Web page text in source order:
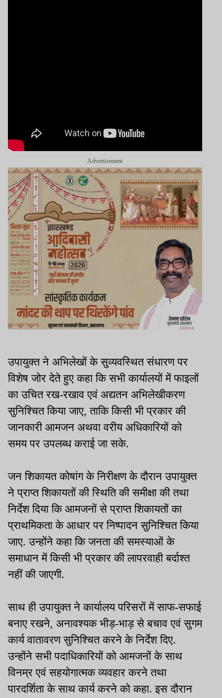
Advertisement
उपायुक्त ने अभिलेखों के सुव्यवस्थित संधारण पर
विशेष जोर देते हुए कहा कि सभी कार्यालयों में फाइलों
का उचित रख-रखाव एवं अद्यतन अभिलेखीकरण
सुनिश्चित किया जाए, ताकि किसी भी प्रकार की
जानकारी आमजन अथवा वरीय अधिकारियों को
समय पर उपलब्ध कराई जा सके.
जन शिकायत कोषांग के निरीक्षण के दौरान उपायुक्त
ने प्राप्त शिकायतों की स्थिति की समीक्षा की तथा
निर्देश दिया कि आमजनों से प्राप्त शिकायतों का
प्राथमिकता के आधार पर निष्पादन सुनिश्चित किया
जाए. उन्होंने कहा कि जनता की समस्याओं के
समाधान में किसी भी प्रकार की लापरवाही बर्दाश्त
नहीं की जाएगी.
साथ ही उपायुक्त ने कार्यालय परिसरों में साफ-सफाई
बनाए रखने, अनावश्यक भीड़-भाड़ से बचाव एवं सुगम
कार्य वातावरण सुनिश्चित करने के निर्देश दिए.
उन्होंने सभी पदाधिकारियों को आमजनों के साथ
विनम्र एवं सहयोगात्मक व्यवहार करने तथा
पारदर्शिता के साथ कार्य करने को कहा. इस दौरान